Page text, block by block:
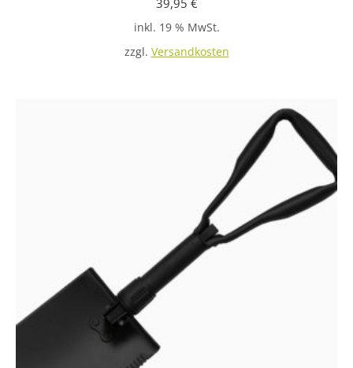
inkl. 19 % MwSt.
zzgl. Versandkosten